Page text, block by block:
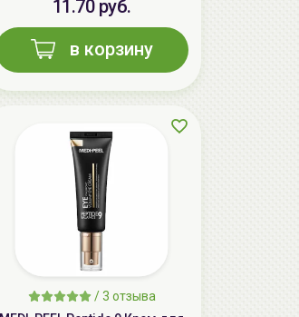
11.70 руб.
в корзину
/3 отзыва